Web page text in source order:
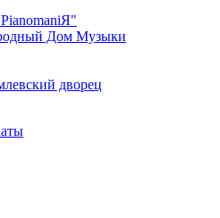
Дом Музыки
дворец